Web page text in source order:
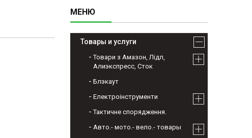
Товары и услуги
Товари з Амазон, Лідл,
Алиэкспресс, Сток
Блэкаут
Електроінструменти
Тактичне спорядження.
Авто.- мото.- вело.- товары